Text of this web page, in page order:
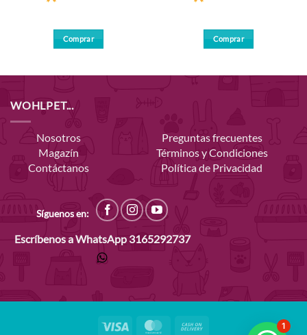
Comprar Comprar
WOHLPET...
Nosotros
Magazín
Contáctanos
Preguntas frecuentes
Términos y Condiciones
Política de Privacidad
Síguenos en:
Escríbenos a WhatsApp 3165292737
Visa MasterCard 1